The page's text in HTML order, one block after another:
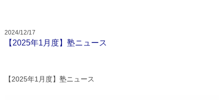
お知らせ
よくある質問
2024/12/17
【2025年1月度】塾ニュース
【2025年1月度】塾ニュース